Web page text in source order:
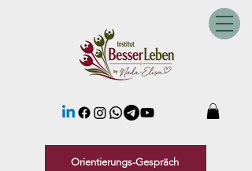
Orientierungs-Gespräch